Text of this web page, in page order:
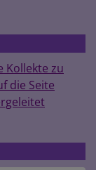
Kollekte zu
die Seite